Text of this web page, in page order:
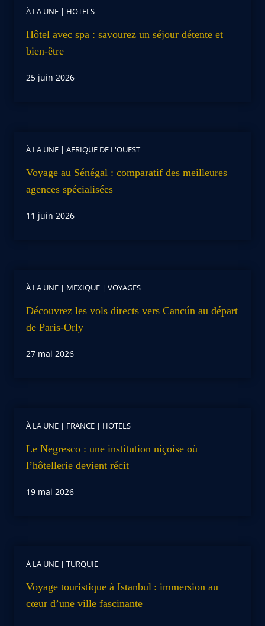
À LA UNE | HOTELS
Hôtel avec spa : savourez un séjour détente et
bien-être
25 juin 2026
À LA UNE | AFRIQUE DE L'OUEST
Voyage au Sénégal : comparatif des meilleures
agences spécialisées
11 juin 2026
À LA UNE | MEXIQUE | VOYAGES
Découvrez les vols directs vers Cancún au départ
de Paris-Orly
27 mai 2026
À LA UNE | FRANCE | HOTELS
Le Negresco : une institution niçoise où
l’hôtellerie devient récit
19 mai 2026
À LA UNE | TURQUIE
Voyage touristique à Istanbul : immersion au
cœur d’une ville fascinante